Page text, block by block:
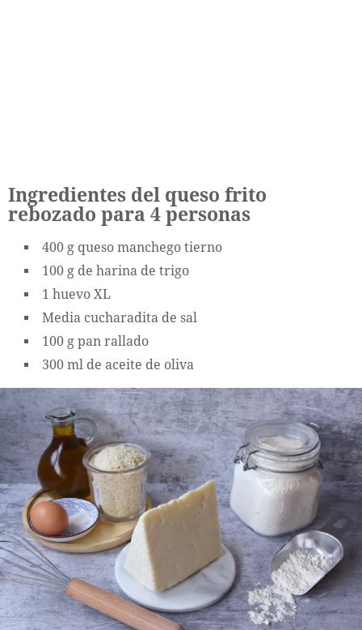
Ingredientes del queso frito
rebozado para 4 personas
400 g queso manchego tierno
100 g de harina de trigo
1 huevo XL
Media cucharadita de sal
100 g pan rallado
300 ml de aceite de oliva